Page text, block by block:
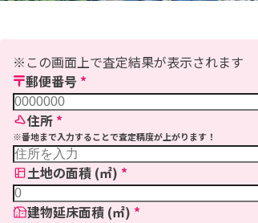
※この画面上で査定結果が表示されます
郵便番号 *
住所 *
※番地まで入力することで査定精度が上がります！
土地の面積 (㎡) *
建物延床面積 (㎡) *